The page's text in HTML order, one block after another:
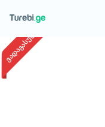
ვადაგასული